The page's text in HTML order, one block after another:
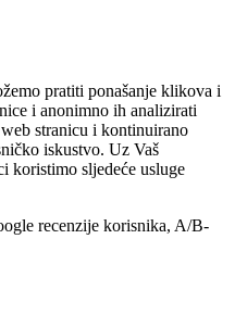
pratiti ponašanje klikova i
i anonimno ih analizirati
stranicu i kontinuirano
iskustvo. Uz Vaš
koristimo sljedeće usluge
recenzije korisnika, A/B-